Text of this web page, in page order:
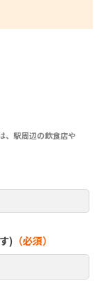
、駅周辺の飲食店や
) （必須）